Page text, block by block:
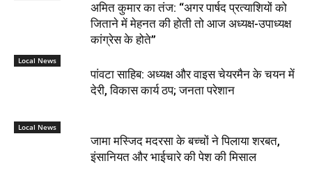
अमित कुमार का तंज: “अगर पार्षद प्रत्याशियों को
जिताने में मेहनत की होती तो आज अध्यक्ष-उपाध्यक्ष
कांग्रेस के होते”
Local News
पांवटा साहिब: अध्यक्ष और वाइस चेयरमैन के चयन में
देरी, विकास कार्य ठप; जनता परेशान
Local News
जामा मस्जिद मदरसा के बच्चों ने पिलाया शरबत,
इंसानियत और भाईचारे की पेश की मिसाल